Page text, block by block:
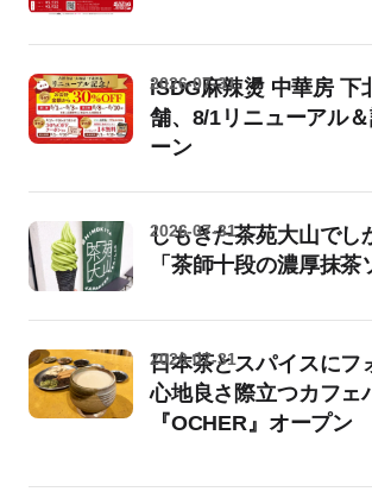
iSDG麻辣燙 中華房 下
舗、8/1リニューアル
ーン
2026-07-31
しもきた茶苑大山でし
「茶師十段の濃厚抹茶
2026-07-31
日本茶とスパイスにフ
心地良さ際立つカフェ
『OCHER』オープン
2026-07-31